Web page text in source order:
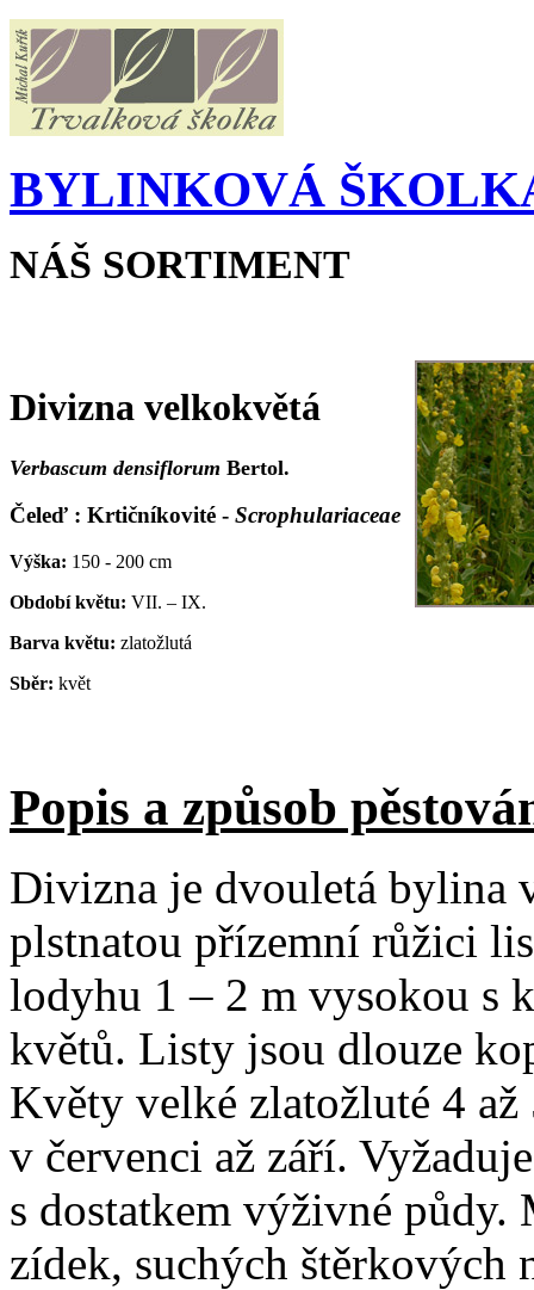
BYLINKOVÁ
NÁŠ SORTIMENT
Divizna velkokvětá
Verbascum densiflorum Bertol.
Čeleď : Krtičníkovité - Scrophulariaceae
Výška: 150 - 200 cm
Období květu: VII. – IX.
Barva květu: zlatožlutá
Sběr: květ
Popis a způsob
Divizna je dvouletá bylina
plstnatou přízemní růžici
lodyhu 1 – 2 m vysokou s
květů. Listy jsou dlouze
Květy velké zlatožluté 4
v červenci až září.
s dostatkem výživné půdy.
zídek, suchých štěrkových